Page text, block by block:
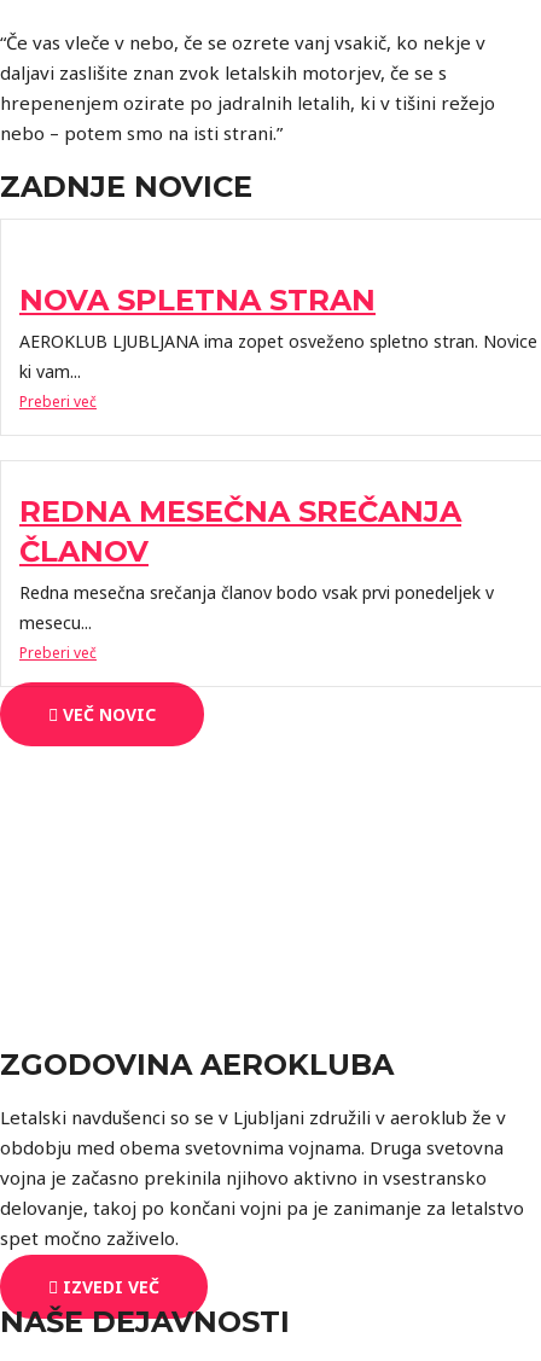
“Če vas vleče v nebo, če se ozrete vanj vsakič, ko nekje v
daljavi zaslišite znan zvok letalskih motorjev, če se s
hrepenenjem ozirate po jadralnih letalih, ki v tišini režejo
nebo – potem smo na isti strani.”
ZADNJE NOVICE
NOVA SPLETNA STRAN
AEROKLUB LJUBLJANA ima zopet osveženo spletno stran. Novice
ki vam...
Preberi več
REDNA MESEČNA SREČANJA
ČLANOV
Redna mesečna srečanja članov bodo vsak prvi ponedeljek v
mesecu...
Preberi več
VEČ NOVIC
ZGODOVINA AEROKLUBA
Letalski navdušenci so se v Ljubljani združili v aeroklub že v
obdobju med obema svetovnima vojnama. Druga svetovna
vojna je začasno prekinila njihovo aktivno in vsestransko
delovanje, takoj po končani vojni pa je zanimanje za letalstvo
spet močno zaživelo.
IZVEDI VEČ
NAŠE DEJAVNOSTI